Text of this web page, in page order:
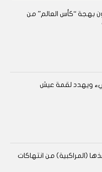
بهجة “كأس العالم” من
ويهدد لقمة عيش
(المراكبية) من انتهاكات